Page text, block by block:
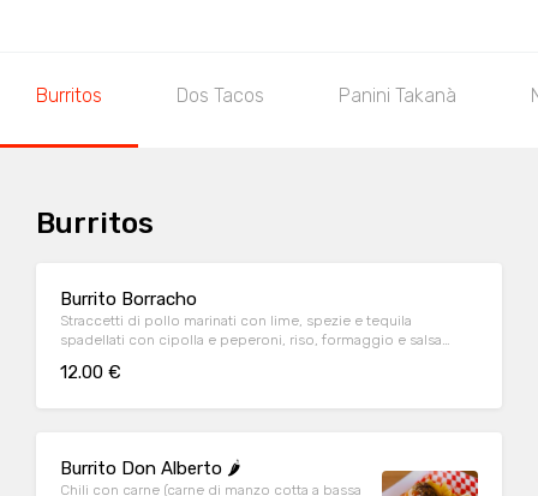
Burritos Dos Tacos Panini Takanà
Burritos
Burrito Borracho
Straccetti di pollo marinati con lime, spezie e tequila
spadellati con cipolla e peperoni, riso, formaggio e salsa
12.00 €
Burrito Don Alberto 🌶️
Chili con carne (carne di manzo cotta a bassa